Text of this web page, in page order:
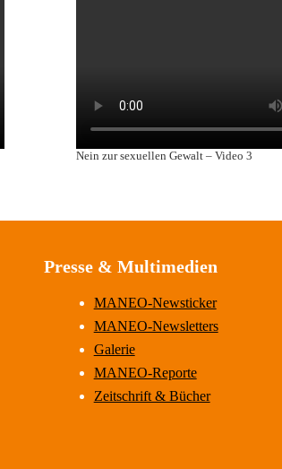
Nein zur sexuellen Gewalt – Video 3
Presse & Multimedien
MANEO-Newsticker
MANEO-Newsletters
Galerie
MANEO-Reporte
Zeitschrift & Bücher